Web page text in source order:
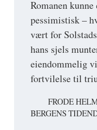
Romanen
pessimistisk –
vært for
hans sjels
eiendommelig
fortvilelse til
FRODE
BERGENS